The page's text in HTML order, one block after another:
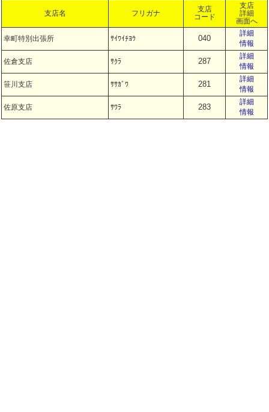
支店名 フリガナ
支店
コード
支店
詳細
画面へ
幸町特別出張所 ｻｲﾜｲﾁﾖｳ 040
詳細
情報
佐倉支店 ｻｸﾗ 287
詳細
情報
笹川支店 ｻｻｶﾞﾜ 281
詳細
情報
佐原支店 ｻﾜﾗ 283
詳細
情報